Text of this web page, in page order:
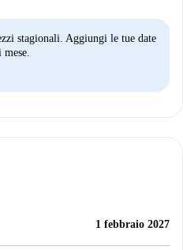
stagionali. Aggiungi le tue date
1 febbraio 2027